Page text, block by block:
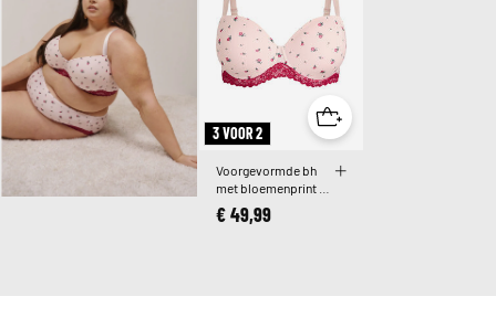
3 VOOR 2
Voorgevormde bh
met bloemenprint en
kanten details
€ 49,99